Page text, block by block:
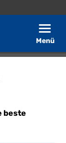
Menü
beste